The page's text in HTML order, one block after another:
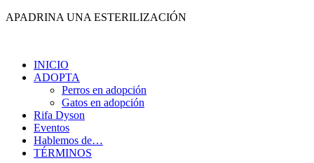
Ir
APADRINA UNA ESTERILIZACIÓN
INICIO
ADOPTA
Perros en adopción
Gatos en adopción
Rifa Dyson
Eventos
Hablemos de…
TÉRMINOS